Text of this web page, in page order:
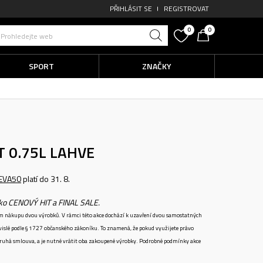
PŘIHLÁSIT SE REGISTROVAT
Prohledejte web
0 0
SPORT ZNAČKY
0.75L LAHVE
platí do 31. 8.
HIT a FINAL SALE.
nákupu dvou výrobků. V rámci této akce dochází k uzavření dvou samostatných
podle § 1727 občanského zákoníku. To znamená, že pokud využijete právo
smlouva, a je nutné vrátit oba zakoupené výrobky. Podrobné podmínky akce